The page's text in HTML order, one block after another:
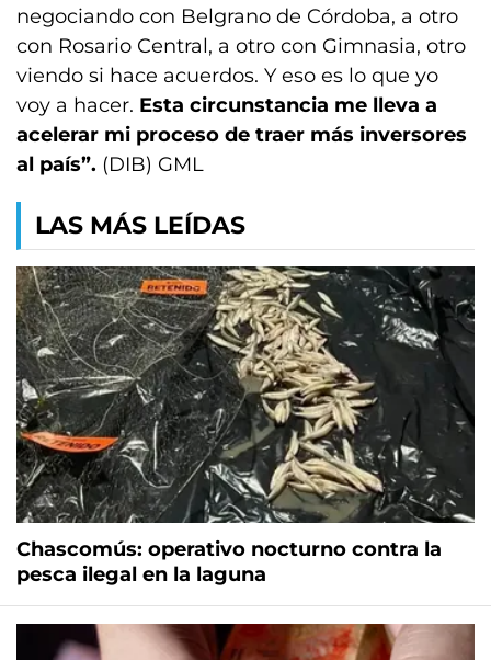
negociando con Belgrano de Córdoba, a otro
con Rosario Central, a otro con Gimnasia, otro
viendo si hace acuerdos. Y eso es lo que yo
voy a hacer. Esta circunstancia me lleva a
acelerar mi proceso de traer más inversores
al país”. (DIB) GML
LAS MÁS LEÍDAS
Chascomús: operativo nocturno contra la
pesca ilegal en la laguna